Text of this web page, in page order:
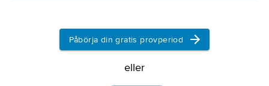
Påbörja din gratis provperiod
eller